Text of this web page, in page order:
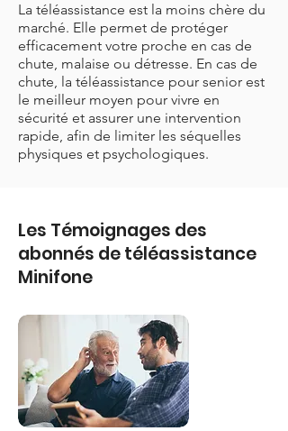
La téléassistance est la moins chère du
marché. Elle permet de protéger
efficacement votre proche en cas de
chute, malaise ou détresse. En cas de
chute, la téléassistance pour senior est
le meilleur moyen pour vivre en
sécurité et assurer une intervention
rapide, afin de limiter les séquelles
physiques et psychologiques.
Les Témoignages des
abonnés de téléassistance
Minifone